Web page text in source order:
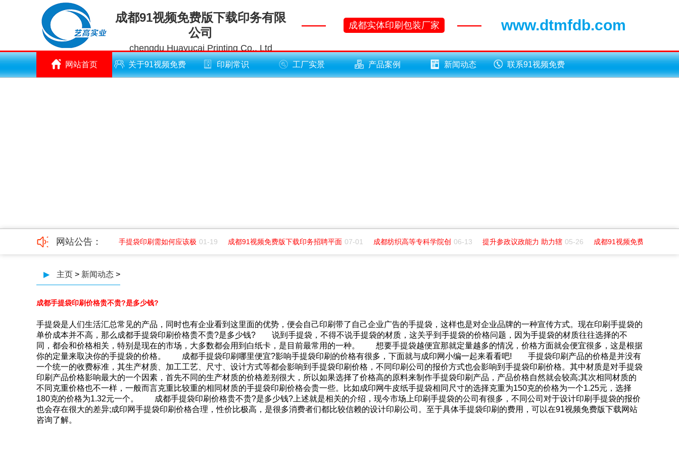
成都91视频免费版下载印务有限
公司
chengdu Huayucai Printing Co., Ltd
—— 成都实体印刷包装厂家 —— www.dtmfdb.com
网站首页 关于91视频免费 印刷常识 工厂实景 产品案例 新闻动态 联系91视频免费
网站公告：
费版下载印务2022新春团 01-27 手提袋印刷需如何应该极 01-19 成都91视频免费版下载印务招聘平面 07-01 成都纺织高等专科学院创 06-13 提升参政议政能力 助力辖 05-26 成都91视频免费版下载印
▶ 主页 > 新闻动态 >
成都手提袋印刷价格贵不贵?是多少钱?
手提袋是人们生活汇总常见的产品，同时也有企业看到这里面的优势，便会自己印刷带了自己企业广告的手提袋，这样也是对企业品牌的一种宣传方式。现在印刷手提袋的
单价成本并不高，那么成都手提袋印刷价格贵不贵?是多少钱? 说到手提袋，不得不说手提袋的材质，这关乎到手提袋的价格问题，因为手提袋的材质往往选择的不
同，都会和价格相关，特别是现在的市场，大多数都会用到白纸卡，是目前最常用的一种。 想要手提袋越便宜那就定量越多的情况，价格方面就会便宜很多，这是根据
你的定量来取决你的手提袋的价格。 成都手提袋印刷哪里便宜?影响手提袋印刷的价格有很多，下面就与成印网小编一起来看看吧! 手提袋印刷产品的价格是并没有
一个统一的收费标准，其生产材质、加工工艺、尺寸、设计方式等都会影响到手提袋印刷价格，不同印刷公司的报价方式也会影响到手提袋印刷价格。其中材质是对手提袋
印刷产品价格影响最大的一个因素，首先不同的生产材质的价格差别很大，所以如果选择了价格高的原料来制作手提袋印刷产品，产品价格自然就会较高;其次相同材质的
不同克重价格也不一样，一般而言克重比较重的相同材质的手提袋印刷价格会贵一些。比如成印网牛皮纸手提袋相同尺寸的选择克重为150克的价格为一个1.25元，选择
180克的价格为1.32元一个。 成都手提袋印刷价格贵不贵?是多少钱?上述就是相关的介绍，现今市场上印刷手提袋的公司有很多，不同公司对于设计印刷手提袋的报价
也会存在很大的差异;成印网手提袋印刷价格合理，性价比极高，是很多消费者们都比较信赖的设计印刷公司。至于具体手提袋印刷的费用，可以在91视频免费版下载网站
咨询了解。